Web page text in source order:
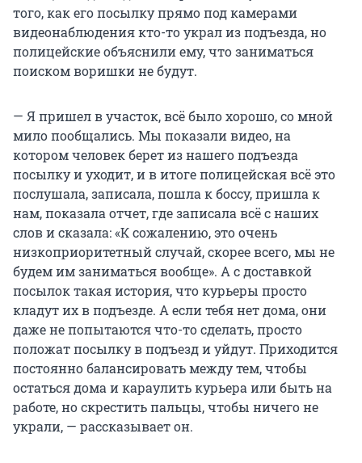
того, как его посылку прямо под камерами
видеонаблюдения кто-то украл из подъезда, но
полицейские объяснили ему, что заниматься
поиском воришки не будут.
— Я пришел в участок, всё было хорошо, со мной
мило пообщались. Мы показали видео, на
котором человек берет из нашего подъезда
посылку и уходит, и в итоге полицейская всё это
послушала, записала, пошла к боссу, пришла к
нам, показала отчет, где записала всё с наших
слов и сказала: «К сожалению, это очень
низкоприоритетный случай, скорее всего, мы не
будем им заниматься вообще». А с доставкой
посылок такая история, что курьеры просто
кладут их в подъезде. А если тебя нет дома, они
даже не попытаются что-то сделать, просто
положат посылку в подъезд и уйдут. Приходится
постоянно балансировать между тем, чтобы
остаться дома и караулить курьера или быть на
работе, но скрестить пальцы, чтобы ничего не
украли, — рассказывает он.